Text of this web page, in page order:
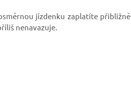
jízdenku zaplatíte přibližně
nenavazuje.